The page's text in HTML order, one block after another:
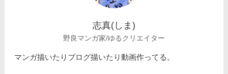
志真(しま)
野良マンガ家/ゆるクリエイター
マンガ描いたりブログ描いたり動画作ってる。